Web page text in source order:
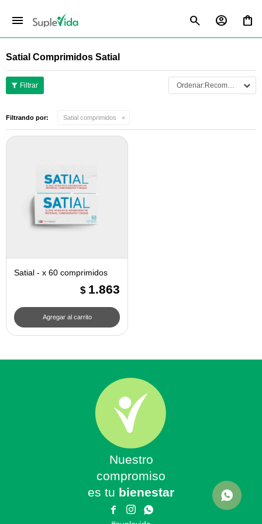
menu
Satial Comprimidos Satial
Recomendados
Filtrando por: Satial comprimidos
Satial - x 60 comprimidos
$ 1.863
Nuestro
compromiso
es tu bienestar
 
